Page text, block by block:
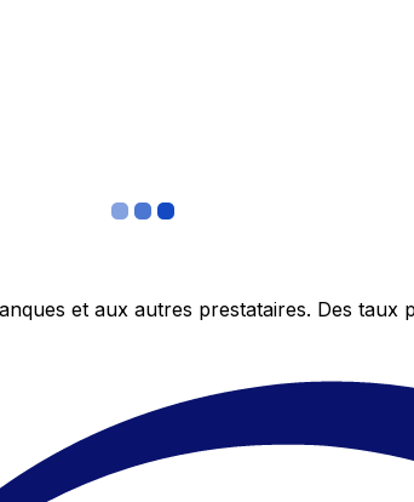
et aux autres prestataires. Des taux